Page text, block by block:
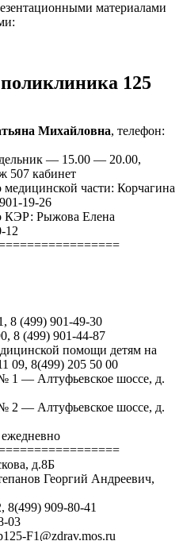
материалами
125
Михайловна, телефон:
— 15.00 — 20.00,
507 кабинет
медицинской части: Корчагина
19-26
КЭР: Рыжова Елена
12
8 (499) 901-49-30
8 (499) 901-44-87
помощи детям на
8(499) 205 50 00
1 — Алтуфьевское шоссе, д.
2 — Алтуфьевское шоссе, д.
д.8Б
Георгий Андреевич,
8(499) 909-80-41
03
F1@zdrav.mos.ru